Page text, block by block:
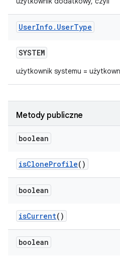
UserInfo . UserType
SYSTEM
użytkownik systemu =
Metody publiczne
boolean
isCloneProfile()
boolean
isCurrent()
boolean